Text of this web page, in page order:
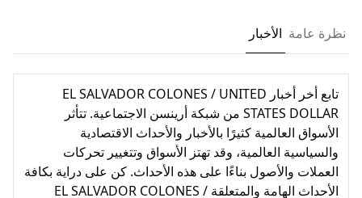
نظرة عامة الأخبار
تابع أخر أخبار EL SALVADOR COLONES / UNITED
STATES DOLLAR من شبكة أرينسن الاجتماعية. تتأثر
الأسواق العالمية كثيرًا بالأخبار والأحداث الاقتصادية
والسياسية العالمية، وقد تهتز الأسواق وتتغيير تحركات
العملات والأصول بناءًا على هذه الأحداث. كن على دراية بكافة
الأحداث الهامة والمتعلقة EL SALVADOR COLONES /